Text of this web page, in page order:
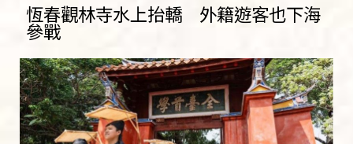
恆春觀林寺水上抬轎 外籍遊客也下海
參戰